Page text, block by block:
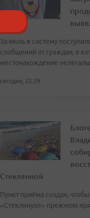
За июль в систему
сообщений от граждан, в
местонахождение
сегодня, 22:29
Стеклянной
Пункт приёма создан,
«Стеклянухе» прежнюю